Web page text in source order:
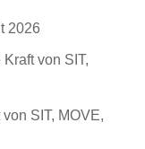
2026
von SIT,
SIT, MOVE,